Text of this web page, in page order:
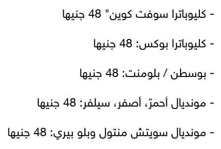
- كليوباترا سوفت كوين" 48 جنيها
- كليوباترا بوكس: 48 جنيها
- بوسطن / بلومنت: 48 جنيها
- مونديال أحمرّ، أصفر، سيلفر: 48 جنيها
- مونديال سويتش منتول وبلو بيري: 48 جنيها